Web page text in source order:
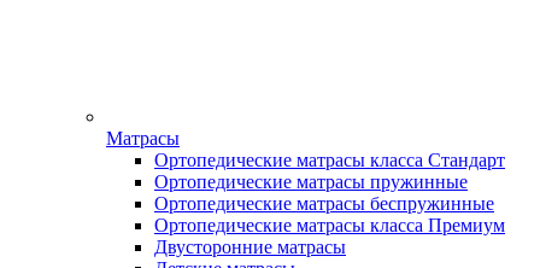
Матрасы
Ортопедические матрасы класса Стандарт
Ортопедические матрасы пружинные
Ортопедические матрасы беспружинные
Ортопедические матрасы класса Премиум
Двусторонние матрасы